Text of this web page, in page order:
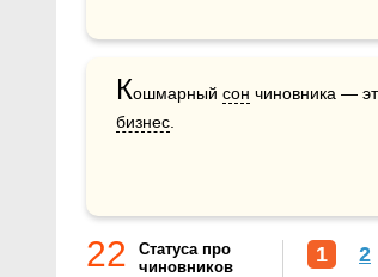
Кошмарный сон
бизнес
22
Статуса про
чиновников
1 2